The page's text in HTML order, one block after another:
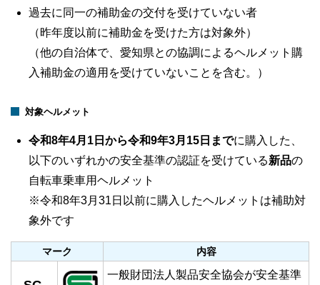
過去に同一の補助金の交付を受けていない者
（昨年度以前に補助金を受けた方は対象外）
（他の自治体で、愛知県との協調によるヘルメット購
入補助金の適用を受けていないことを含む。）
対象ヘルメット
令和8年4月1日から令和9年3月15日までに購入した、
以下のいずれかの安全基準の認証を受けている新品の
自転車乗車用ヘルメット
※令和8年3月31日以前に購入したヘルメットは補助対
象外です
マーク 内容
一般財団法人製品安全協会が安全基準